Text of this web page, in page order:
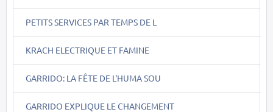
PETITS SERVICES PAR TEMPS DE L
KRACH ELECTRIQUE ET FAMINE
GARRIDO: LA FÊTE DE L'HUMA SOU
GARRIDO EXPLIQUE LE CHANGEMENT